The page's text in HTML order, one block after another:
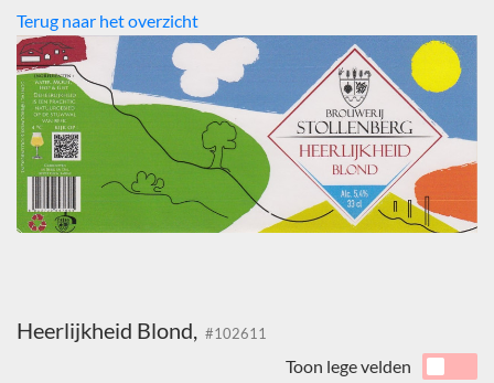
Terug naar het overzicht
Heerlijkheid Blond, #102611
Toon lege velden